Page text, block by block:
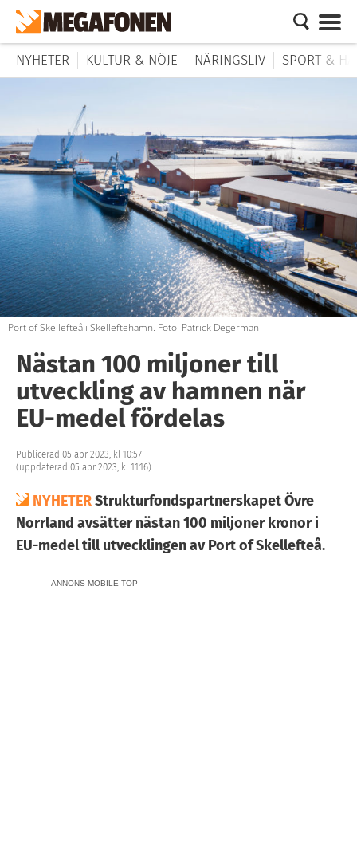
NYHETER KULTUR & NÖJE NÄRINGSLIV SPORT &
Port of Skellefteå i Skelleftehamn. Foto: Patrick Degerman
Nästan 100 miljoner till
utveckling av hamnen när
EU-medel fördelas
Publicerad 05 apr 2023, kl 10:57
(uppdaterad 05 apr 2023, kl 11:16)
NYHETERStrukturfondspartnerskapet Övre
Norrland avsätter nästan 100 miljoner kronor i
EU-medel till utvecklingen av Port of Skellefteå.
ANNONS MOBILE TOP